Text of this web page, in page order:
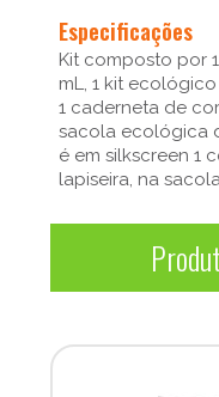
Especificações
Kit composto por
mL, 1 kit
1 caderneta de
sacola ecológica
é em silkscreen 1
lapiseira, na